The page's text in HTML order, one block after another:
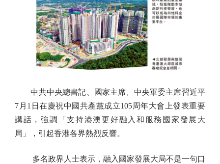
中共中央總書記、國家主席、中央軍委主席習近平
7月1日在慶祝中國共產黨成立105周年大會上發表重要
講話，強調「支持港澳更好融入和服務國家發展大
局」，引起香港各界熱烈反響。
多名政界人士表示，融入國家發展大局不是一句口